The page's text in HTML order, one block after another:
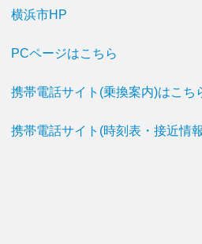
横浜市HP
PCページはこちら
携帯電話サイト(乗換案内)はこち
携帯電話サイト(時刻表・接近情